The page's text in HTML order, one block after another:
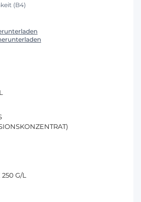
(B4)
G/L